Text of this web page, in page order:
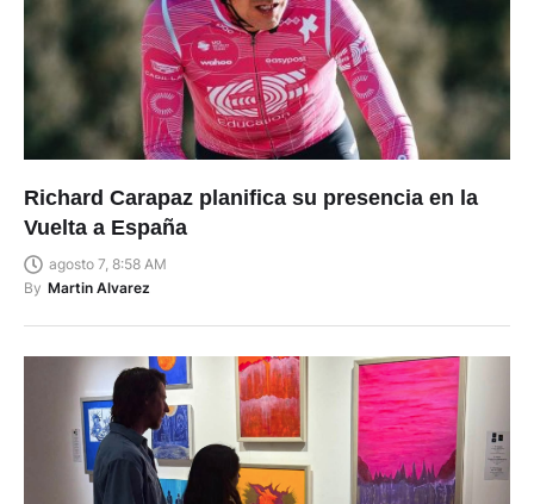
Richard Carapaz planifica su presencia en la
Vuelta a España
agosto 7, 8:58 AM
By Martin Alvarez